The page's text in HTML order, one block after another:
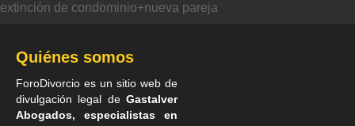
extinción de condominio+nueva pareja
Quiénes somos
ForoDivorcio es un sitio web de
divulgación legal de Gastalver
Abogados, especialistas en